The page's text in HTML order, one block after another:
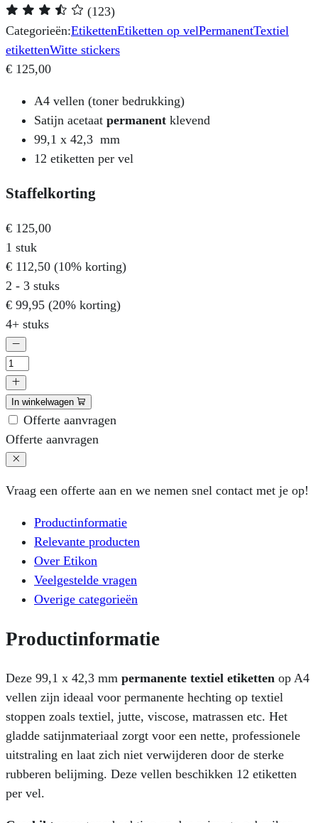
(123)
Categorieën:EtikettenEtiketten op velPermanentTextiel
etikettenWitte stickers
€ 125,00
A4 vellen (toner bedrukking)
Satijn acetaat permanent klevend
99,1 x 42,3 mm
12 etiketten per vel
Staffelkorting
€ 125,00
1 stuk
€ 112,50 (10% korting)
2 - 3 stuks
€ 99,95 (20% korting)
4+ stuks
Acetaat
A4
vel
textiel
permanent
99,1
x
mm
In winkelwagen
Offerte aanvragen
Offerte aanvragen
Vraag een offerte aan en we nemen snel contact met je op!
Productinformatie
Relevante producten
Over Etikon
Veelgestelde vragen
Overige categorieën
Productinformatie
Deze 99,1 x 42,3 mm permanente textiel etiketten op A4
vellen zijn ideaal voor permanente hechting op textiel
stoppen zoals textiel, jutte, viscose, matrassen etc. Het
gladde satijnmateriaal zorgt voor een nette, professionele
uitstraling en laat zich niet verwijderen door de sterke
rubberen belijming. Deze vellen beschikken 12 etiketten
per vel.